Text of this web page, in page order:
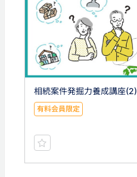
相続案件発掘力養成講座(2)
有料会員限定